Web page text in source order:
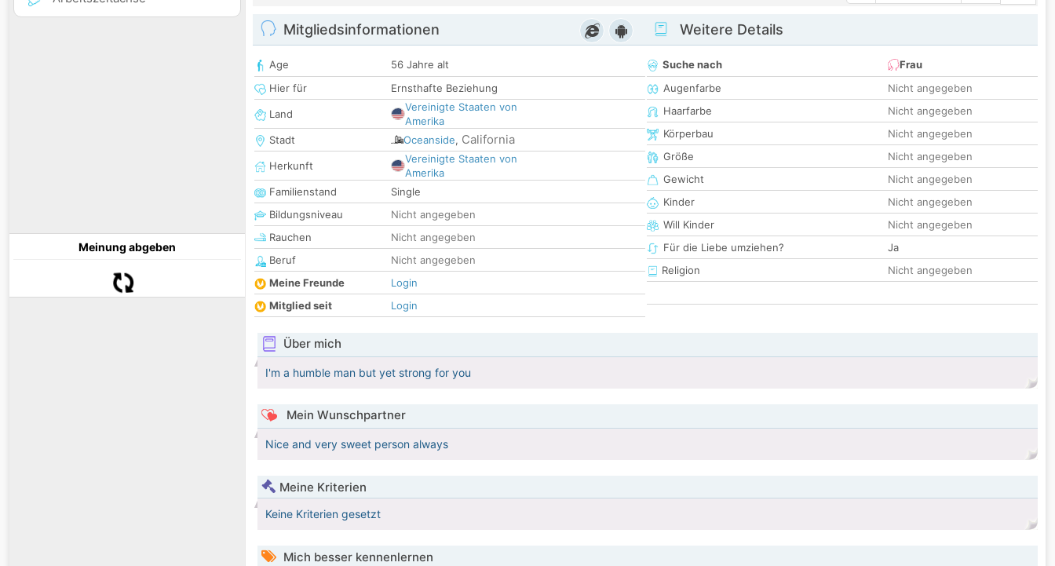
Meinung abgeben
Mitgliedsinformationen
Age
56 Jahre alt
Hier für
Ernsthafte Beziehung
Land
Vereinigte Staaten von
Amerika
Stadt
Oceanside, California
Herkunft
Vereinigte Staaten von
Amerika
Familienstand
Single
Bildungsniveau
Nicht angegeben
Rauchen
Nicht angegeben
Beruf
Nicht angegeben
Meine Freunde
Login
Mitglied seit
Login
Weitere Details
Suche nach
Frau
Augenfarbe
Nicht angegeben
Haarfarbe
Nicht angegeben
Körperbau
Nicht angegeben
Größe
Nicht angegeben
Gewicht
Nicht angegeben
Kinder
Nicht angegeben
Will Kinder
Nicht angegeben
Für die Liebe umziehen?
Ja
Religion
Nicht angegeben
Über mich
I'm a humble man but yet strong for you
Mein Wunschpartner
Nice and very sweet person always
Meine Kriterien
Keine Kriterien gesetzt
Mich besser kennenlernen